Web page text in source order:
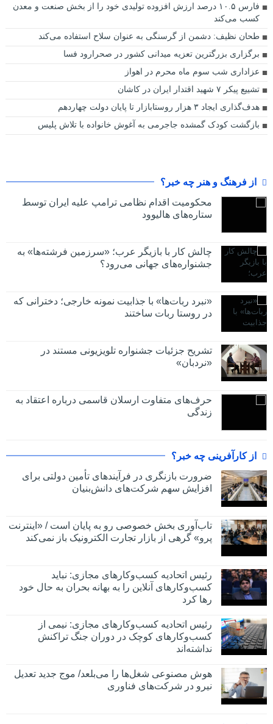
فارس ۱۰.۵ درصد ارزش افزوده تولیدی خود را از بخش صنعت و معدن
کسب می‌کند
طحان نظیف: دشمن از گرسنگی به عنوان سلاح استفاده می‌کند
برگزاری بزرگترین تعزیه میدانی کشور در صحرارود فسا
عزاداری شب سوم ماه محرم در اهواز
تشییع پیکر ۷ شهید اقتدار ایران در کاشان
هدف‌گذاری ایجاد ۳ هزار روستابازار تا پایان دولت چهاردهم
بازگشت کودک گمشده جاجرمی به آغوش خانواده با تلاش پلیس
از فرهنگ و هنر چه خبر؟
محکومیت اقدام نظامی ترامپ علیه ایران توسط
ستاره‌های هالیوود
چالش کار با بازیگر عرب؛ «سرزمین فرشته‌ها» به
جشنواره‌های جهانی می‌رود؟
«نبرد ربات‌ها» با جذابیت نمونه خارجی؛ دخترانی که
در روستا ربات ساختند
تشریح جزئیات جشنواره‌ تلویزیونی مستند در
«نردبان»
حرف‌های متفاوت ارسلان قاسمی درباره اعتقاد به
زندگی
از کارآفرینی چه خبر؟
ضرورت بازنگری در فرآیندهای تأمین دولتی برای
افزایش سهم شرکت‌های دانش‌بنیان
تاب‌آوری بخش خصوصی رو به پایان است / «اینترنت
پرو» گرهی از بازار تجارت الکترونیک باز نمی‌کند
رئیس اتحادیه کسب‌وکارهای مجازی: نباید
کسب‌وکارهای آنلاین را به بهانه بحران به حال خود
رها کرد
رئیس اتحادیه کسب‌وکارهای مجازی: نیمی از
کسب‌وکارهای کوچک در دوران جنگ‌ تراکنش
نداشته‌اند
هوش مصنوعی شغل‌ها را می‌بلعد/ موج جدید تعدیل
نیرو در شرکت‌های فناوری